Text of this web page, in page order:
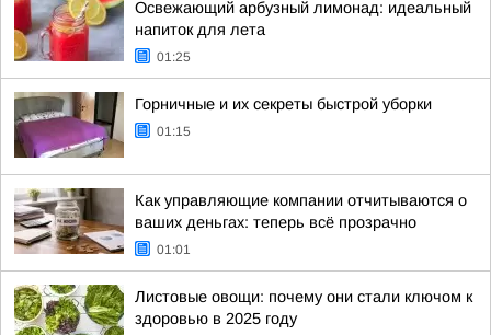
Освежающий арбузный лимонад: идеальный
напиток для лета
01:25
Горничные и их секреты быстрой уборки
01:15
Как управляющие компании отчитываются о
ваших деньгах: теперь всё прозрачно
01:01
Листовые овощи: почему они стали ключом к
здоровью в 2025 году